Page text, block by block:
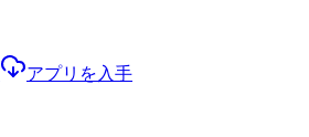
アプリを入手